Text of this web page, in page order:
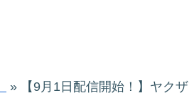
» 【9月1日配信開始！】ヤクザ